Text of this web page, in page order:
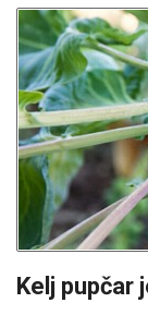
Kelj pupčar